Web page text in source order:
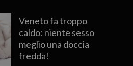
Veneto fa troppo
caldo: niente sesso
meglio una doccia
fredda!